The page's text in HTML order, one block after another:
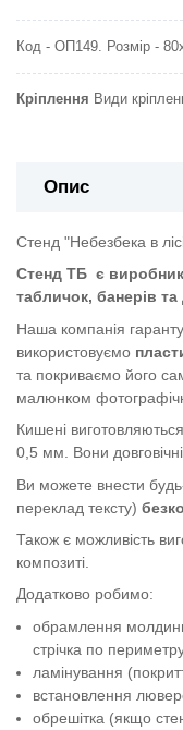
Код - ОП149. Розмір -
Кріплення Види
Опис
Стенд "Небезбека в
Стенд ТБ є
табличок, банерів та
Наша компанія
використовуємо
та покриваємо його
малюнком
Кишені
0,5 мм. Вони
Ви можете внести
переклад тексту)
Також є можливість
композиті.
Додатково робимо:
обрамлення
стрічка по
ламінування
встановлення
обрешітка (якщо